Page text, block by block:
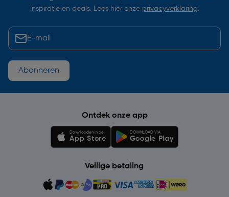
inspiratie en deals. Lees hier onze privacyverklaring.
Abonneren
Ontdek onze app
Downloaden in de
App Store
DOWNLOAD VIA
Google Play
Veilige betaling